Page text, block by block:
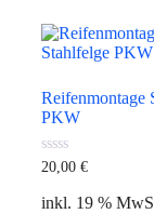
Reifenmontage
PKW
0
5
20,00 €
inkl. 19 %